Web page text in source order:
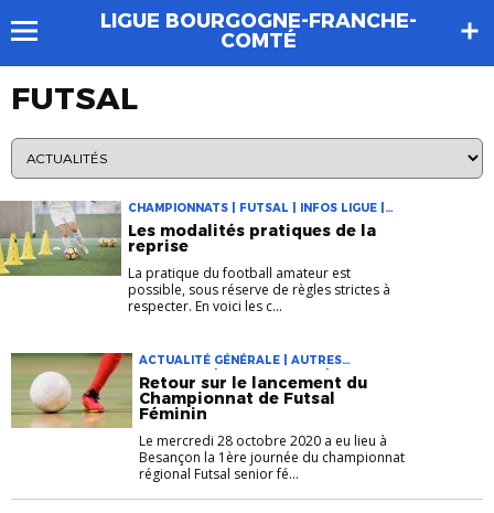
LIGUE BOURGOGNE-FRANCHE-
COMTÉ
FUTSAL
CHAMPIONNATS | FUTSAL | INFOS LIGUE |
JEUNES
Les modalités pratiques de la
reprise
La pratique du football amateur est
possible, sous réserve de règles strictes à
respecter. En voici les c...
ACTUALITÉ GÉNÉRALE | AUTRES
PRATIQUES | CHAMPIONNATS | FUTSAL
Retour sur le lancement du
Championnat de Futsal
Féminin
Le mercredi 28 octobre 2020 a eu lieu à
Besançon la 1ère journée du championnat
régional Futsal senior fé...